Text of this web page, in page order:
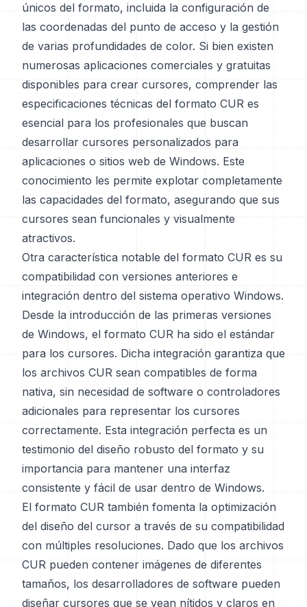
únicos del formato, incluida la configuración de
las coordenadas del punto de acceso y la gestión
de varias profundidades de color. Si bien existen
numerosas aplicaciones comerciales y gratuitas
disponibles para crear cursores, comprender las
especificaciones técnicas del formato CUR es
esencial para los profesionales que buscan
desarrollar cursores personalizados para
aplicaciones o sitios web de Windows. Este
conocimiento les permite explotar completamente
las capacidades del formato, asegurando que sus
cursores sean funcionales y visualmente
atractivos.
Otra característica notable del formato CUR es su
compatibilidad con versiones anteriores e
integración dentro del sistema operativo Windows.
Desde la introducción de las primeras versiones
de Windows, el formato CUR ha sido el estándar
para los cursores. Dicha integración garantiza que
los archivos CUR sean compatibles de forma
nativa, sin necesidad de software o controladores
adicionales para representar los cursores
correctamente. Esta integración perfecta es un
testimonio del diseño robusto del formato y su
importancia para mantener una interfaz
consistente y fácil de usar dentro de Windows.
El formato CUR también fomenta la optimización
del diseño del cursor a través de su compatibilidad
con múltiples resoluciones. Dado que los archivos
CUR pueden contener imágenes de diferentes
tamaños, los desarrolladores de software pueden
diseñar cursores que se vean nítidos y claros en